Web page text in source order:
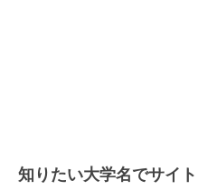
知りたい大学名でサイ